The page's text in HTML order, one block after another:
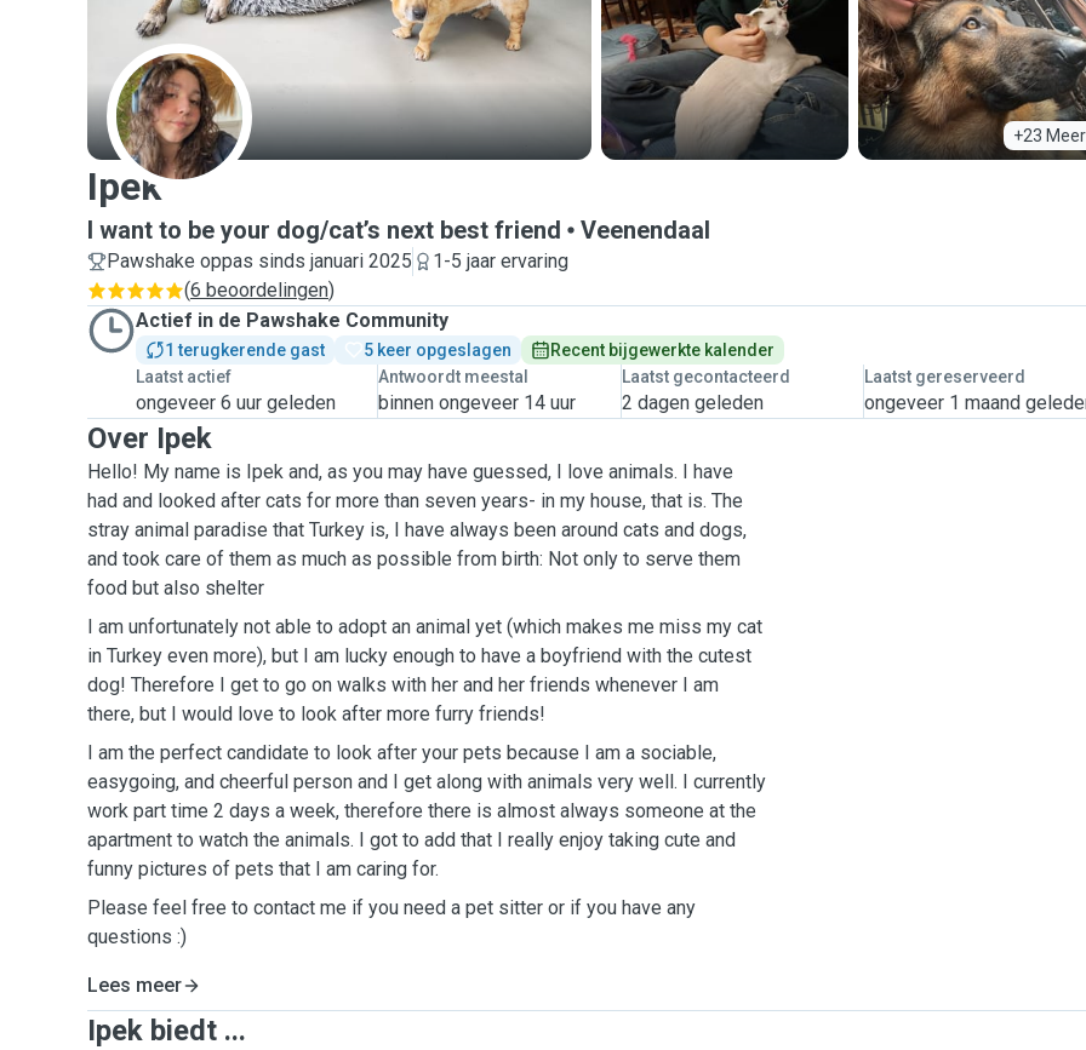
+23 Meer
I
Ipek
I want to be your dog/cat’s next best friend Veenendaal
Pawshake oppas sinds januari 2025
1-5 jaar ervaring
(6 beoordelingen)
Actief in de Pawshake Community
1 terugkerende gast 5 keer opgeslagen
Recent bijgewerkte kalender
Laatst actief
ongeveer 6 uur geleden
Antwoordt meestal
binnen ongeveer 14 uur
Laatst gecontacteerd
2 dagen geleden
Laatst gereserveerd
ongeveer 1 maand
Over Ipek
Hello! My name is Ipek and, as you may have guessed, I love animals. I have
had and looked after cats for more than seven years- in my house, that is. The
stray animal paradise that Turkey is, I have always been around cats and dogs,
and took care of them as much as possible from birth: Not only to serve them
food but also shelter
I am unfortunately not able to adopt an animal yet (which makes me miss my cat
in Turkey even more), but I am lucky enough to have a boyfriend with the cutest
dog! Therefore I get to go on walks with her and her friends whenever I am
there, but I would love to look after more furry friends!
I am the perfect candidate to look after your pets because I am a sociable,
easygoing, and cheerful person and I get along with animals very well. I currently
work part time 2 days a week, therefore there is almost always someone at the
apartment to watch the animals. I got to add that I really enjoy taking cute and
funny pictures of pets that I am caring for.
Please feel free to contact me if you need a pet sitter or if you have any
questions :)
Lees meer
Ipek biedt ...